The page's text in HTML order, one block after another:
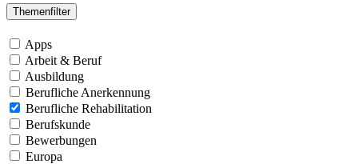
Themenfilter
Apps
Arbeit & Beruf
Ausbildung
Berufliche Anerkennung
Berufliche Rehabilitation
Berufskunde
Bewerbungen
Europa